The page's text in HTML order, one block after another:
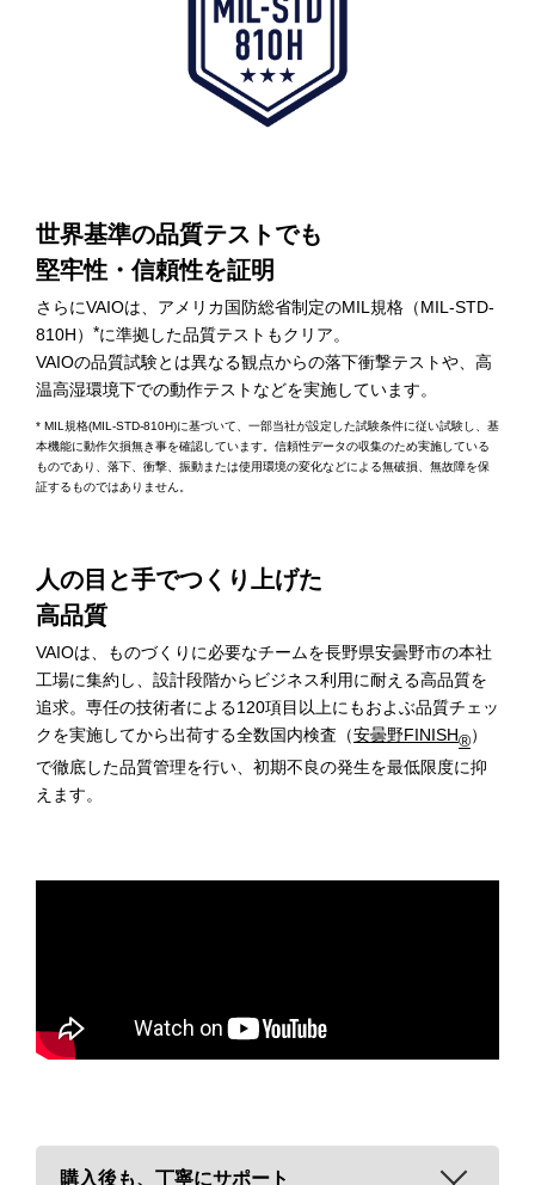
世界基準の品質テストでも
堅牢性・信頼性を証明
さらにVAIOは、アメリカ国防総省制定のMIL規格（MIL-STD-
810H） *に準拠した品質テストもクリア。
VAIOの品質試験とは異なる観点からの落下衝撃テストや、高
温高湿環境下での動作テストなどを実施しています。
* MIL規格(MIL-STD-810H)に基づいて、一部当社が設定した試験条件に従い試験し、基
本機能に動作欠損無き事を確認しています。信頼性データの収集のため実施している
ものであり、落下、衝撃、振動または使用環境の変化などによる無破損、無故障を保
証するものではありません。
人の目と手でつくり上げた
高品質
VAIOは、ものづくりに必要なチームを長野県安曇野市の本社
工場に集約し、設計段階からビジネス利用に耐える高品質を
追求。専任の技術者による120項目以上にもおよぶ品質チェッ
クを実施してから出荷する全数国内検査（安曇野FINISH®）
で徹底した品質管理を行い、初期不良の発生を最低限度に抑
えます。
購入後も、丁寧にサポート